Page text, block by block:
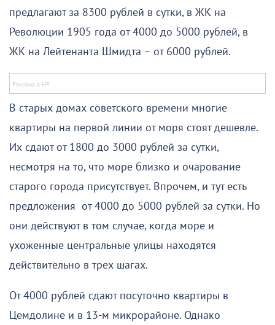
предлагают за 8300 рублей в сутки, в ЖК на
Революции 1905 года от 4000 до 5000 рублей, в
ЖК на Лейтенанта Шмидта – от 6000 рублей.
В старых домах советского времени многие
квартиры на первой линии от моря стоят дешевле.
Их сдают от 1800 до 3000 рублей за сутки,
несмотря на то, что море близко и очарование
старого города присутствует. Впрочем, и тут есть
предложения от 4000 до 5000 рублей за сутки. Но
они действуют в том случае, когда море и
ухоженные центральные улицы находятся
действительно в трех шагах.
От 4000 рублей сдают посуточно квартиры в
Цемдолине и в 13-м микрорайоне. Однако